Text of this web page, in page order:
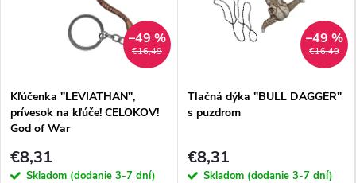
€16,49
–49 %
Kľúčenka "LEVIATHAN",
prívesok na kľúče! CELOKOV!
God of War
€8,31
Skladom (dodanie 3-7 dní)
€16,49
–49 %
Tlačná dýka "BULL DAGGER"
s puzdrom
€8,31
Skladom (dodanie 3-7 dní)